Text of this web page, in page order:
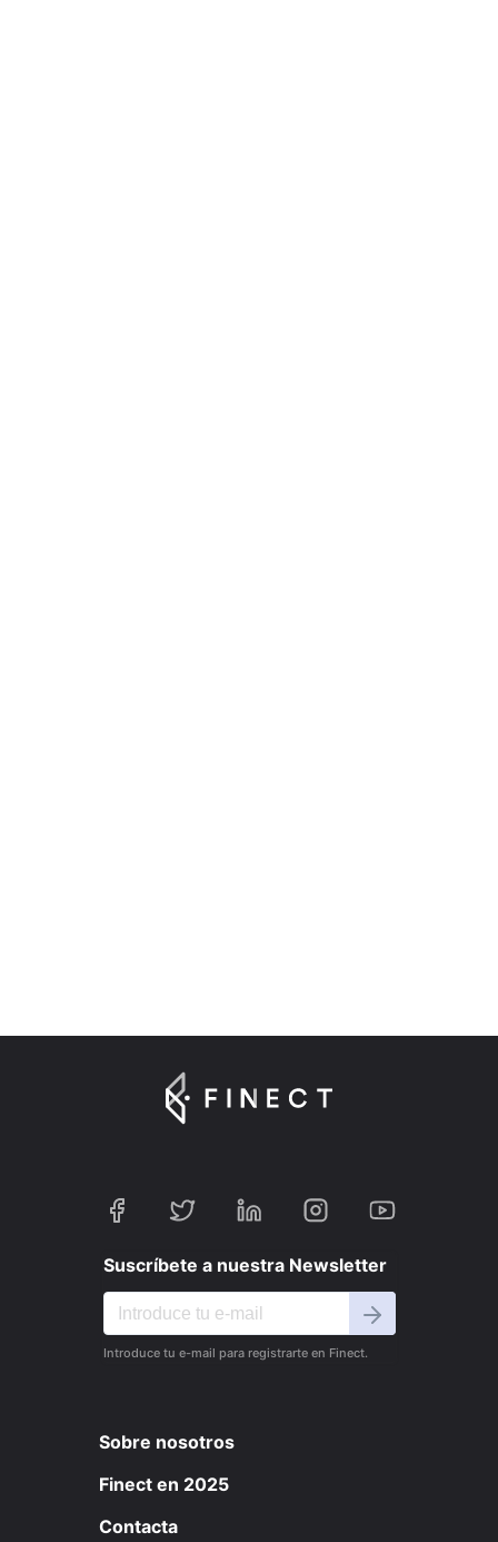
Suscríbete a nuestra Newsletter
Introduce tu e-mail para registrarte en Finect.
Sobre nosotros
Finect en 2025
Contacta